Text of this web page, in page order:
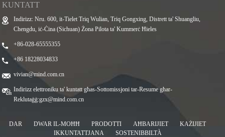
KUNTATT
Indirizz: Nru. 600, it-Tielet Triq Wulian, Triq Gongxing, Distrett ta' Shuangliu,
Chengdu, iċ-Ċina (Sichuan) Żona Pilota ta' Kummerċ Ħieles
+86-028-65555355
+86 18228034833
vivian@mind.com.cn
Indirizz elettroniku ta' kuntatt għas-Sottomissjoni tar-Resume għar-
Reklutaġġ:gzx@mind.com.cn
DAR DWAR IL-MOĦĦ PRODOTTI AĦBARIJIET
KAŻIJIET
IKKUNTATTJANA
SOSTENIBBILTÀ